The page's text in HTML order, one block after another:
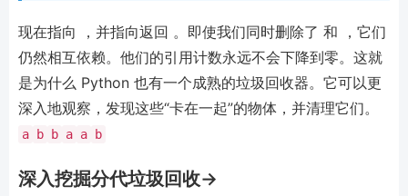
现在指向 ，并指向返回 。即使我们同时删除了 和 ，它们
仍然相互依赖。他们的引用计数永远不会下降到零。这就
是为什么 Python 也有一个成熟的垃圾回收器。它可以更
深入地观察，发现这些“卡在一起”的物体，并清理它们。
a b b a a b
深入挖掘分代垃圾回收→